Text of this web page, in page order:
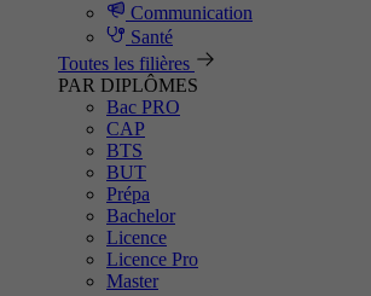
Communication
Santé
Toutes les filières
PAR DIPLÔMES
Bac PRO
CAP
BTS
BUT
Prépa
Bachelor
Licence
Licence Pro
Master